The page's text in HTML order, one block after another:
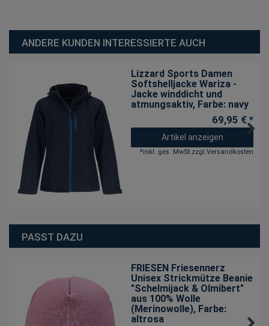
ANDERE KUNDEN INTERESSIERTE AUCH
Lizzard Sports Damen
Softshelljacke Wariza -
Jacke winddicht und
atmungsaktiv, Farbe: navy
69,95 € *
Artikel anzeigen
*inkl. ges. MwSt.zzgl.Versandkosten
PASST DAZU
FRIESEN Friesennerz
Unisex Strickmütze Beanie
"Schelmijack & Olmibert"
aus 100% Wolle
(Merinowolle), Farbe:
altrosa